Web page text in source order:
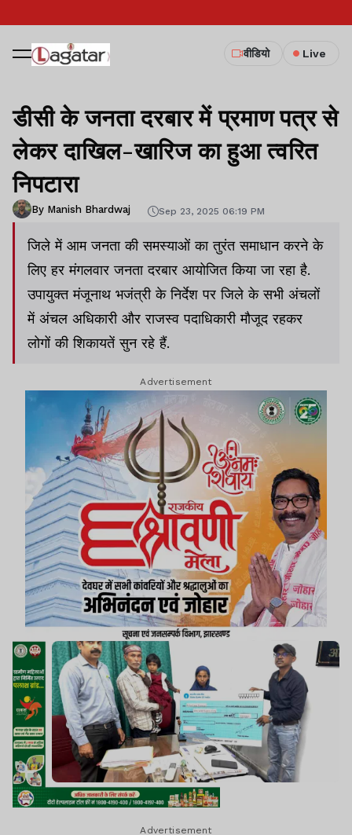
वीडियो Live
डीसी के जनता दरबार में प्रमाण पत्र से
लेकर दाखिल-खारिज का हुआ त्वरित
निपटारा
By Manish Bhardwaj Sep 23, 2025 06:19 PM
जिले में आम जनता की समस्याओं का तुरंत समाधान करने के
लिए हर मंगलवार जनता दरबार आयोजित किया जा रहा है.
उपायुक्त मंजूनाथ भजंत्री के निर्देश पर जिले के सभी अंचलों
में अंचल अधिकारी और राजस्व पदाधिकारी मौजूद रहकर
लोगों की शिकायतें सुन रहे हैं.
Advertisement
Advertisement